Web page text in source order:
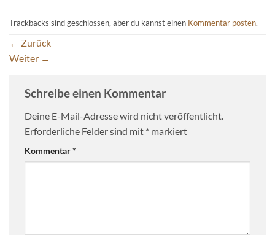
Trackbacks sind geschlossen, aber du kannst einen Kommentar posten.
← Zurück
Weiter →
Schreibe einen Kommentar
Deine E-Mail-Adresse wird nicht veröffentlicht.
Erforderliche Felder sind mit * markiert
Kommentar*